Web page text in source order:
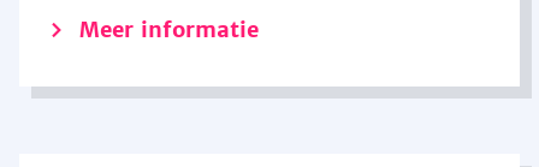
Meer informatie